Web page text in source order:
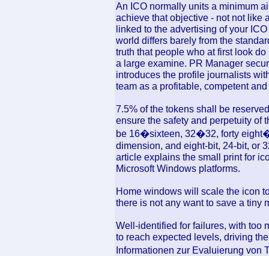
An ICO normally units a minimum
achieve that objective - not not like
linked to the advertising of your
world differs barely from the
truth that people who at first look
a large examine. PR Manager
introduces the profile journalists
team as a profitable, competent
7.5% of the tokens shall be
ensure the safety and perpetuity of
be 16�sixteen, 32�32, forty
dimension, and eight-bit, 24-bit, or
article explains the small print for
Microsoft Windows platforms.
Home windows will scale the icon
there is not any want to save a tiny
Well-identified for failures, with too
to reach expected levels, driving
Informationen zur Evaluierung